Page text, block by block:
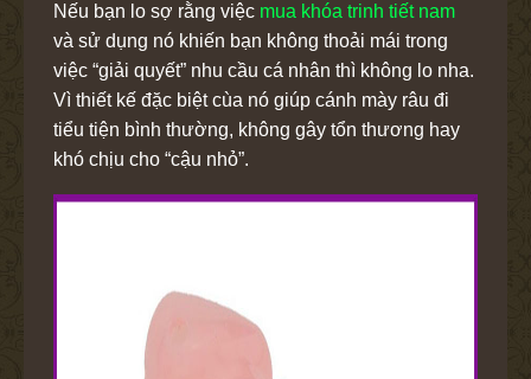
Nếu bạn lo sợ rằng việc mua khóa trinh tiết nam
và sử dụng nó khiến bạn không thoải mái trong
việc “giải quyết” nhu cầu cá nhân thì không lo nha.
Vì thiết kế đặc biệt cùa nó giúp cánh mày râu đi
tiểu tiện bình thường, không gây tổn thương hay
khó chịu cho “cậu nhỏ”.